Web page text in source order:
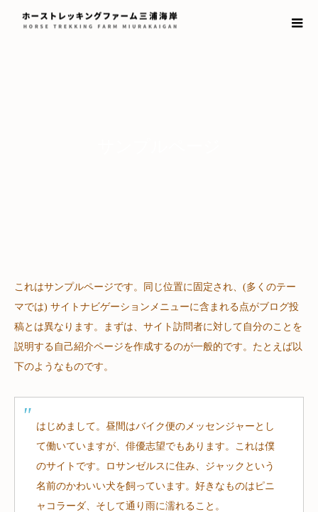
これはサンプルページです。同じ位置に固定され、(多くのテー
マでは) サイトナビゲーションメニューに含まれる点がブログ投
稿とは異なります。まずは、サイト訪問者に対して自分のことを
説明する自己紹介ページを作成するのが一般的です。たとえば以
下のようなものです。
はじめまして。昼間はバイク便のメッセンジャーとし
て働いていますが、俳優志望でもあります。これは僕
のサイトです。ロサンゼルスに住み、ジャックという
名前のかわいい犬を飼っています。好きなものはピニ
ャコラーダ、そして通り雨に濡れること。